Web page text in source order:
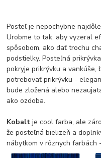
Posteľ je nepochybne
Urobme to tak, aby vyzeral
spôsobom, ako dať trochu
podstielky. Posteľná
pokryje prikrývku a vankúše,
potrebovať prikrývku -
bude zložená alebo
ako ozdoba.
Kobaltje cool farba, ale
že posteľná bielizeň a
nábytkom v rôznych farbách